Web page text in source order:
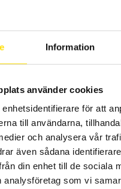
Information
använder cookies
för att
till användarna,
och analysera vår
även sådana
din enhet till de sociala
analysföretag som vi
samt bild-i-bild -funktion. Anslut
till värmekamera CA 1954 för
(temperatur, ström, spänning,
värmekamerans display.
kr